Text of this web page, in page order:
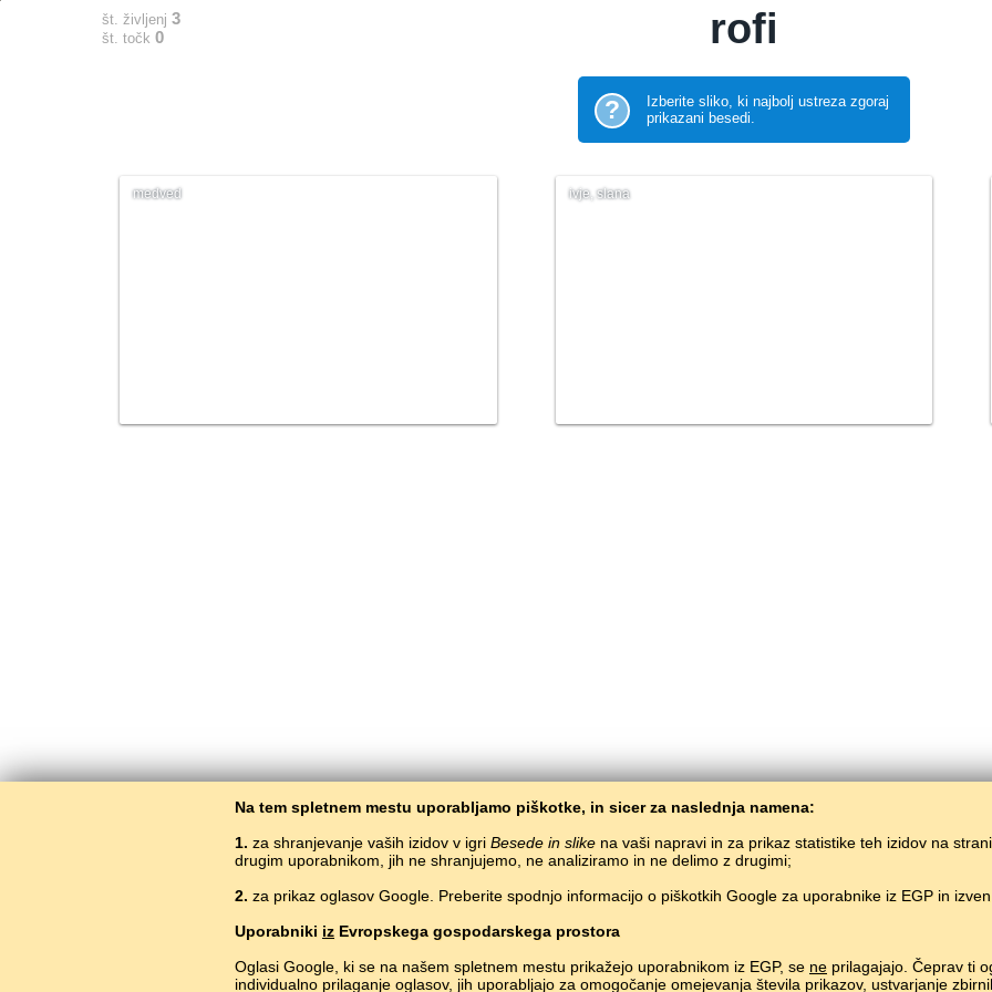
Na tem spletnem mestu uporabljamo piškotke, in sicer za naslednja namena:
1. za shranjevanje vaših izidov v igri Besede in slike na vaši napravi in za prikaz statistike teh izidov na strani
drugim uporabnikom, jih ne shranjujemo, ne analiziramo in ne delimo z drugimi;
2. za prikaz oglasov Google. Preberite spodnjo informacijo o piškotkih Google za uporabnike iz EGP in
Uporabniki iz Evropskega gospodarskega prostora
Oglasi Google, ki se na našem spletnem mestu prikažejo uporabnikom iz EGP, se ne prilagajajo. Čeprav ti
individualno prilaganje oglasov, jih uporabljajo za omogočanje omejevanja števila prikazov, ustvarjanje
št. življenj 3
št. točk 0 rofi
?
Izberite sliko, ki najbolj ustreza zgoraj
prikazani besedi.
medved ivje, slana
BaltoSlav/ Besede in slike/ Islandščina v slikah
Copyright © 2015–2025 BALTOSLAV.